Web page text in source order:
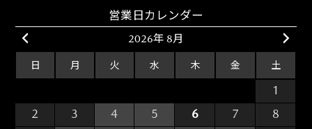
営業日カレンダー
2026年 8月
日 月 火 水 木 金 土
1
2
3 4 5 6 7
8